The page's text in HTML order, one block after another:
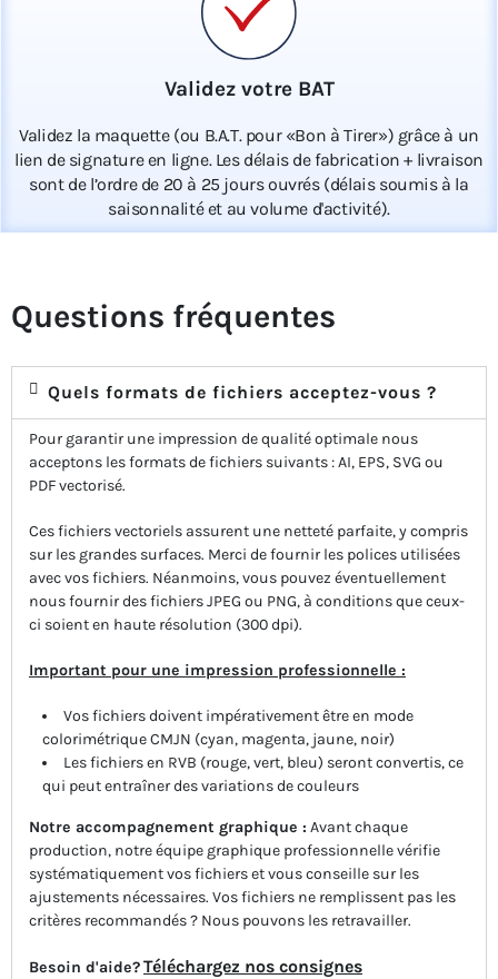
Validez votre BAT
Validez la maquette (ou B.A.T. pour «Bon à Tirer») grâce à un
lien de signature en ligne. Les délais de fabrication + livraison
sont de l’ordre de 20 à 25 jours ouvrés (délais soumis à la
saisonnalité et au volume d'activité).
Questions fréquentes
Quels formats de fichiers acceptez-vous ?
Pour garantir une impression de qualité optimale nous
acceptons les formats de fichiers suivants : AI, EPS, SVG ou
PDF vectorisé.
Ces fichiers vectoriels assurent une netteté parfaite, y compris
sur les grandes surfaces. Merci de fournir les polices utilisées
avec vos fichiers. Néanmoins, vous pouvez éventuellement
nous fournir des fichiers JPEG ou PNG, à conditions que ceux-
ci soient en haute résolution (300 dpi).
Important pour une impression professionnelle :
Vos fichiers doivent impérativement être en mode
colorimétrique CMJN (cyan, magenta, jaune, noir)
Les fichiers en RVB (rouge, vert, bleu) seront convertis, ce
qui peut entraîner des variations de couleurs
Notre accompagnement graphique : Avant chaque
production, notre équipe graphique professionnelle vérifie
systématiquement vos fichiers et vous conseille sur les
ajustements nécessaires. Vos fichiers ne remplissent pas les
critères recommandés ? Nous pouvons les retravailler.
Besoin d'aide?Téléchargez nos consignes